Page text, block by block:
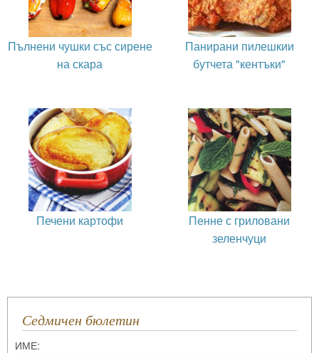
Пълнени чушки със сирене
на скара
Панирани пилешкии
бутчета "кентъки"
Печени картофи
Пенне с гриловани
зеленчуци
Седмичен бюлетин
ИМЕ: